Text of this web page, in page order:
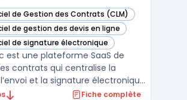
de Gestion des Contrats (CLM)
dans cette catégorie
de gestion des devis en ligne
dans cette catégorie
de signature électronique
dans cette catégorie
est une plateforme SaaS de
contrats qui centralise la
et la signature électronique
commerciaux et juridiques.
Fiche complète